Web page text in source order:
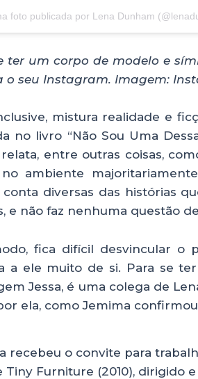
foto publicada por Lena Dunham
ter um corpo de modelo e
o seu Instagram. Imagem:
mistura realidade e
no livro “Não Sou Uma
entre outras coisas,
ambiente
diversas das histórias
e não faz nenhuma questão
fica difícil desvincular o
a ele muito de si. Para se
Jessa, é uma colega de
ela, como Jemima
recebeu o convite para
Tiny Furniture (2010), dirigido